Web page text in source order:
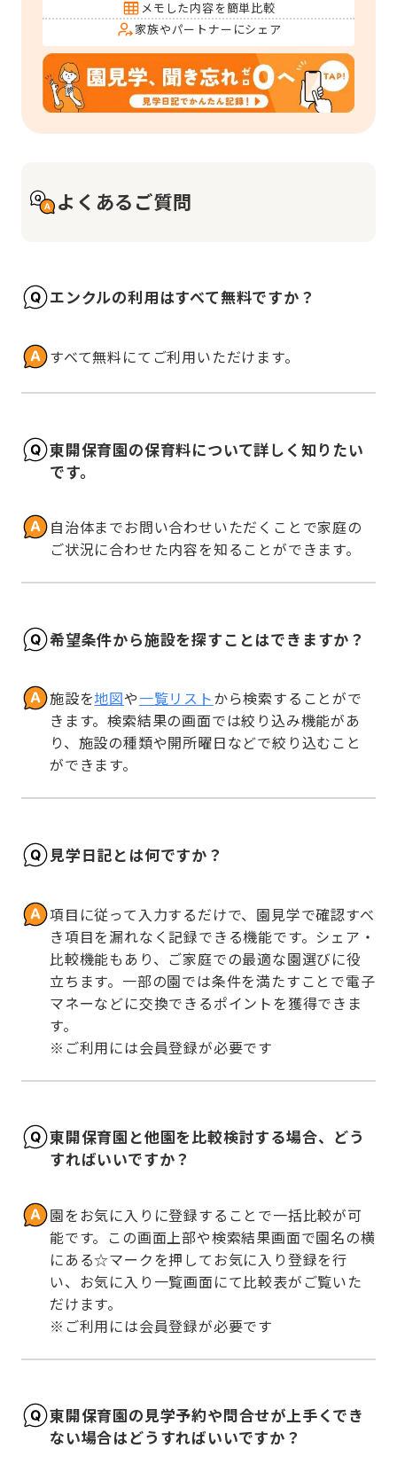
メモした内容を簡単比較
家族やパートナーにシェア
よくあるご質問
エンクルの利用はすべて無料ですか？
すべて無料にてご利用いただけます。
東開保育園の保育料について詳しく知りたい
です。
自治体までお問い合わせいただくことで家庭の
ご状況に合わせた内容を知ることができます。
希望条件から施設を探すことはできますか？
施設を地図や一覧リストから検索することがで
きます。検索結果の画面では絞り込み機能があ
り、施設の種類や開所曜日などで絞り込むこと
ができます。
見学日記とは何ですか？
項目に従って入力するだけで、園見学で確認すべ
き項目を漏れなく記録できる機能です。シェア・
比較機能もあり、ご家庭での最適な園選びに役
立ちます。一部の園では条件を満たすことで電子
マネーなどに交換できるポイントを獲得できま
す。
※ご利用には会員登録が必要です
東開保育園と他園を比較検討する場合、どう
すればいいですか？
園をお気に入りに登録することで一括比較が可
能です。この画面上部や検索結果画面で園名の横
にある☆マークを押してお気に入り登録を行
い、お気に入り一覧画面にて比較表がご覧いた
だけます。
※ご利用には会員登録が必要です
東開保育園の見学予約や問合せが上手くでき
ない場合はどうすればいいですか？